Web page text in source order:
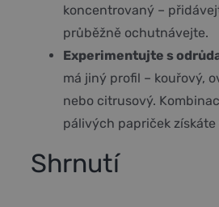
koncentrovaný –
průběžně ochutnávejte.
Experimentujte s
má jiný profil – kouřový,
nebo citrusový.
pálivých papriček
Shrnutí